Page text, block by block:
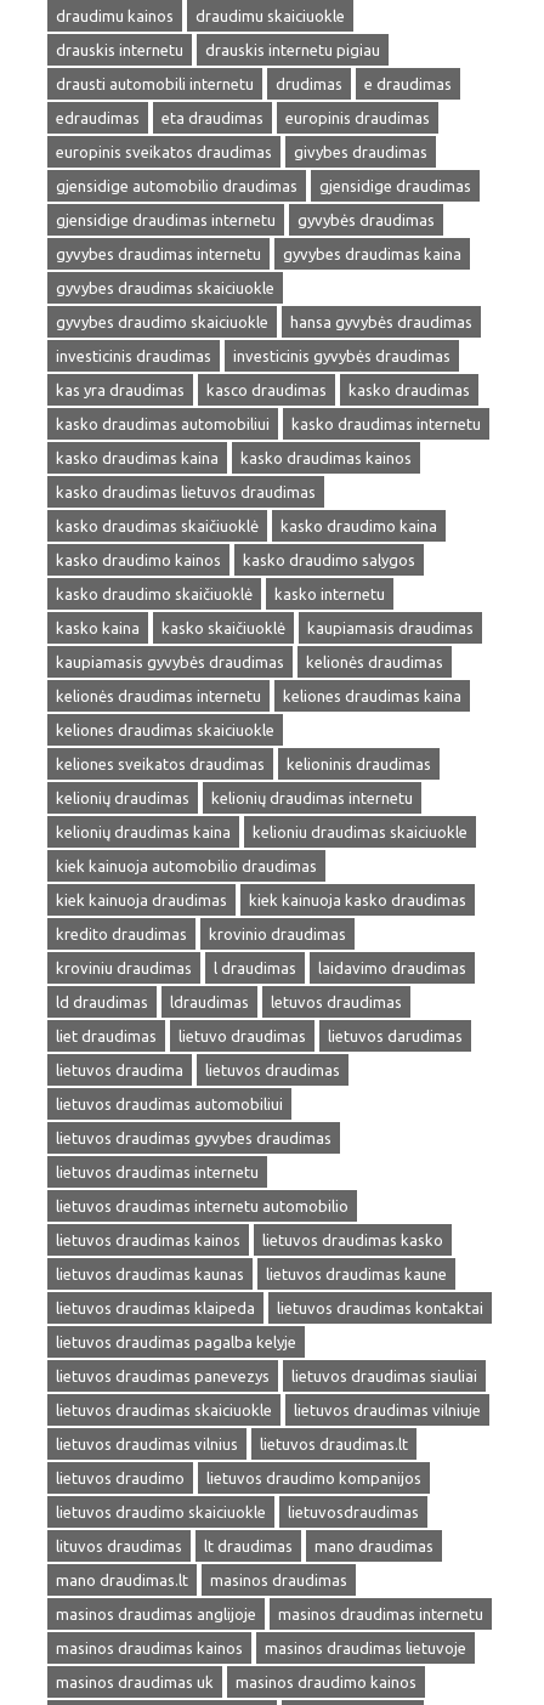
draudimu kainos
draudimu skaiciuokle
drauskis internetu
drauskis internetu pigiau
drausti automobili internetu
drudimas
e draudimas
edraudimas
eta draudimas
europinis draudimas
europinis sveikatos draudimas
givybes draudimas
gjensidige automobilio draudimas
gjensidige draudimas
gjensidige draudimas internetu
gyvybės draudimas
gyvybes draudimas internetu
gyvybes draudimas kaina
gyvybes draudimas skaiciuokle
gyvybes draudimo skaiciuokle
hansa gyvybės draudimas
investicinis draudimas
investicinis gyvybės draudimas
kas yra draudimas
kasco draudimas
kasko draudimas
kasko draudimas automobiliui
kasko draudimas internetu
kasko draudimas kaina
kasko draudimas kainos
kasko draudimas lietuvos draudimas
kasko draudimas skaičiuoklė
kasko draudimo kaina
kasko draudimo kainos
kasko draudimo salygos
kasko draudimo skaičiuoklė
kasko internetu
kasko kaina
kasko skaičiuoklė
kaupiamasis draudimas
kaupiamasis gyvybės draudimas
kelionės draudimas
kelionės draudimas internetu
keliones draudimas kaina
keliones draudimas skaiciuokle
keliones sveikatos draudimas
kelioninis draudimas
kelionių draudimas
kelionių draudimas internetu
kelionių draudimas kaina
kelioniu draudimas skaiciuokle
kiek kainuoja automobilio draudimas
kiek kainuoja draudimas
kiek kainuoja kasko draudimas
kredito draudimas
krovinio draudimas
kroviniu draudimas
l draudimas
laidavimo draudimas
ld draudimas
ldraudimas
letuvos draudimas
liet draudimas
lietuvo draudimas
lietuvos darudimas
lietuvos draudima
lietuvos draudimas
lietuvos draudimas automobiliui
lietuvos draudimas gyvybes draudimas
lietuvos draudimas internetu
lietuvos draudimas internetu automobilio
lietuvos draudimas kainos
lietuvos draudimas kasko
lietuvos draudimas kaunas
lietuvos draudimas kaune
lietuvos draudimas klaipeda
lietuvos draudimas kontaktai
lietuvos draudimas pagalba kelyje
lietuvos draudimas panevezys
lietuvos draudimas siauliai
lietuvos draudimas skaiciuokle
lietuvos draudimas vilniuje
lietuvos draudimas vilnius
lietuvos draudimas.lt
lietuvos draudimo
lietuvos draudimo kompanijos
lietuvos draudimo skaiciuokle
lietuvosdraudimas
lituvos draudimas
lt draudimas
mano draudimas
mano draudimas.lt
masinos draudimas
masinos draudimas anglijoje
masinos draudimas internetu
masinos draudimas kainos
masinos draudimas lietuvoje
masinos draudimas uk
masinos draudimo kainos